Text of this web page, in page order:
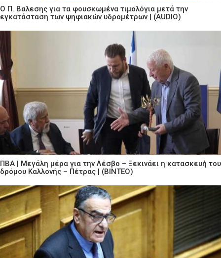
Ο Π. Βαλεσης για τα φουσκωμένα τιμολόγια μετά την
εγκατάσταση των ψηφιακών υδρομέτρων | (AUDIO)
ΠΒΑ | Μεγάλη μέρα για την Λέσβο – Ξεκινάει η κατασκευή του
δρόμου Καλλονής – Πέτρας | (ΒΙΝΤΕΟ)